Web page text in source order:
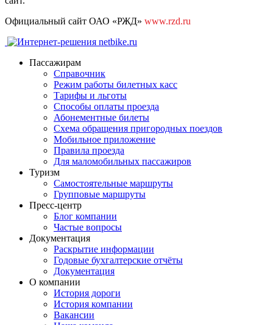
Официальный сайт ОАО «РЖД» www.rzd.ru
Пассажирам
Справочник
Режим работы билетных касс
Тарифы и льготы
Способы оплаты проезда
Абонементные билеты
Схема обращения пригородных поездов
Мобильное приложение
Правила проезда
Для маломобильных пассажиров
Туризм
Самостоятельные маршруты
Групповые маршруты
Пресс-центр
Блог компании
Частые вопросы
Документация
Раскрытие информации
Годовые бухгалтерские отчёты
Документация
О компании
История дороги
История компании
Вакансии